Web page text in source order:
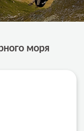
моря